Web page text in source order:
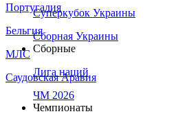
Португалия
Бельгия
МЛС
Саудовская Аравия
Суперкубок Украины
Сборная Украины
Сборные
Лига наций
ЧМ 2026
Чемпионаты